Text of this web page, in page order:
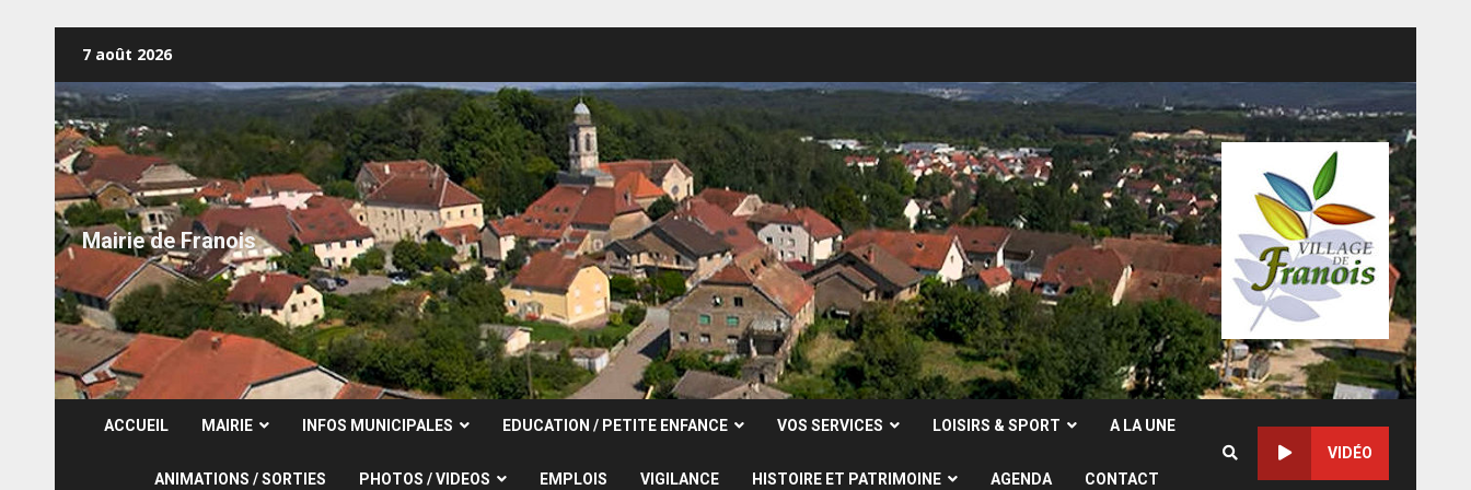
content
7 août 2026
Mairie de Franois
ACCUEIL MAIRIE INFOS MUNICIPALES EDUCATION / PETITE ENFANCE VOS SERVICES LOISIRS & SPORT A LA UNE
ANIMATIONS / SORTIES PHOTOS / VIDEOS EMPLOIS VIGILANCE HISTOIRE ET PATRIMOINE AGENDA CONTACT
VIDÉO